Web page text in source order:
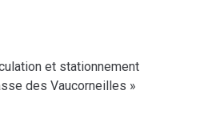
et stationnement
des Vaucorneilles »